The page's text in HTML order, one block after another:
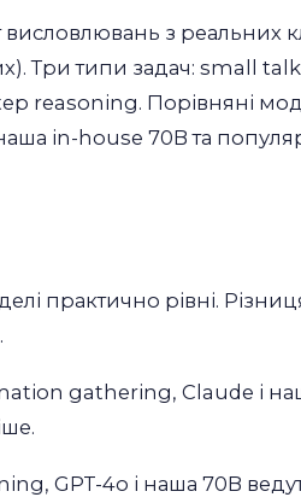
висловлювань з реальних
Три типи задач: small
reasoning. Порівняні
in-house 70B та
практично рівні.
gathering, Claude і
GPT-4o і наша 70B